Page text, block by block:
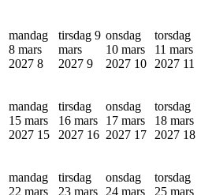
mandag
8 mars
2027 8
tirsdag 9
mars
2027 9
onsdag
10 mars
2027 10
torsdag
11 mars
2027 11
mandag
15 mars
2027 15
tirsdag
16 mars
2027 16
onsdag
17 mars
2027 17
torsdag
18 mars
2027 18
mandag
22 mars
tirsdag
23 mars
onsdag
24 mars
torsdag
25 mars